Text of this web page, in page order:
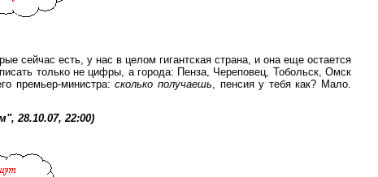
сейчас есть, у нас в целом гигантская страна, и она еще остается
только не цифры, а города: Пенза, Череповец, Тобольск, Омск
премьер-министра:сколько получаешь , пенсия у тебя как? Мало.
28.10.07, 22:00)